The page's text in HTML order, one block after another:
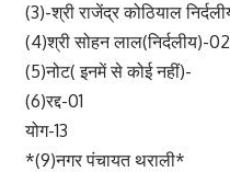
(3)-श्री राजेंद्र कोठियाल
(4)श्री सोहन लाल(निर्दलीय)-02
(5)नोट( इनमें से कोई नहीं)-
(6)रद्द-01
योग-13
*(9)नगर पंचायत थराली*